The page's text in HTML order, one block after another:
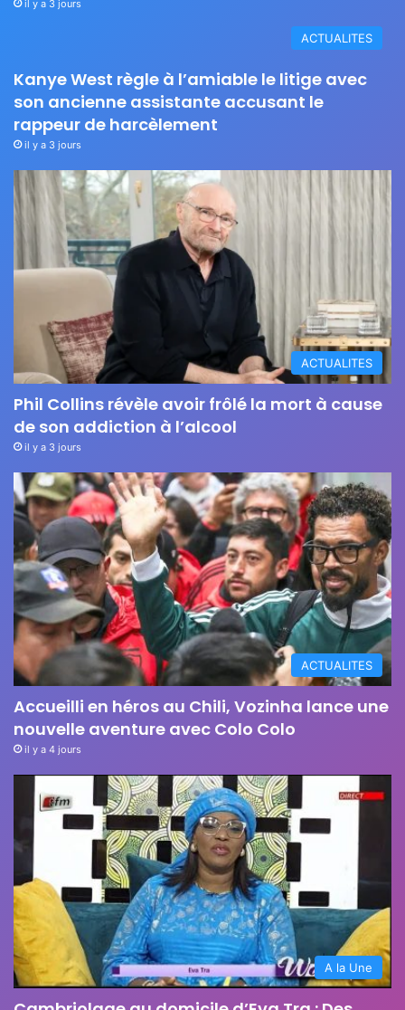
il y a 3 jours
ACTUALITES
Kanye West règle à l’amiable le litige avec
son ancienne assistante accusant le
rappeur de harcèlement
il y a 3 jours
ACTUALITES
Phil Collins révèle avoir frôlé la mort à cause
de son addiction à l’alcool
il y a 3 jours
ACTUALITES
Accueilli en héros au Chili, Vozinha lance une
nouvelle aventure avec Colo Colo
il y a 4 jours
A la Une